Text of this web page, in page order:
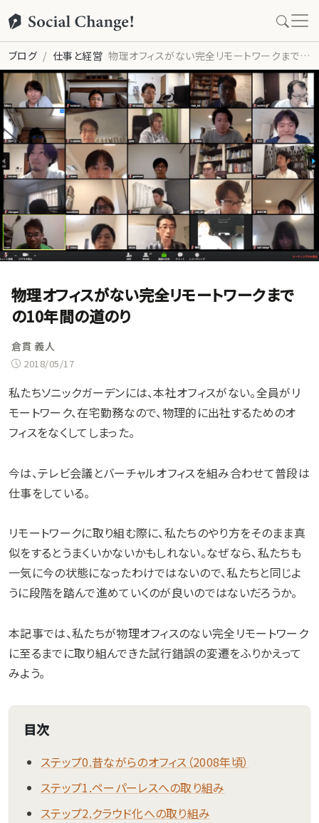
ブログ 仕事と経営 物理オフィスがない完全リモートワークまでの10年間の道のり
物理オフィスがない完全リモートワークまで
の10年間の道のり
倉貫 義人
2018/05/17
私たちソニックガーデンには、本社オフィスがない。全員がリ
モートワーク、在宅勤務なので、物理的に出社するためのオ
フィスをなくしてしまった。
今は、テレビ会議とバーチャルオフィスを組み合わせて普段は
仕事をしている。
リモートワークに取り組む際に、私たちのやり方をそのまま真
似をするとうまくいかないかもしれない。なぜなら、私たちも
一気に今の状態になったわけではないので、私たちと同じよ
うに段階を踏んで進めていくのが良いのではないだろうか。
本記事では、私たちが物理オフィスのない完全リモートワーク
に至るまでに取り組んできた試行錯誤の変遷をふりかえって
みよう。
目次
ステップ0.昔ながらのオフィス（2008年頃）
ステップ1.ペーパーレスへの取り組み
ステップ2.クラウド化への取り組み